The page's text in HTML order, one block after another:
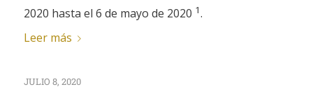
2020 hasta el 6 de mayo de 2020 1.
Leer más
JULIO 8, 2020